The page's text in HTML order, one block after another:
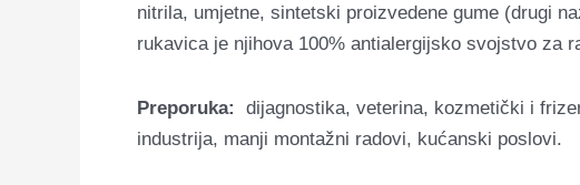
nitrila, umjetne, sintetski proizvedene gume (drugi
rukavica je njihova 100% antialergijsko svojstvo za
Preporuka:
dijagnostika, veterina, kozmetički i
industrija, manji montažni radovi, kućanski poslovi.